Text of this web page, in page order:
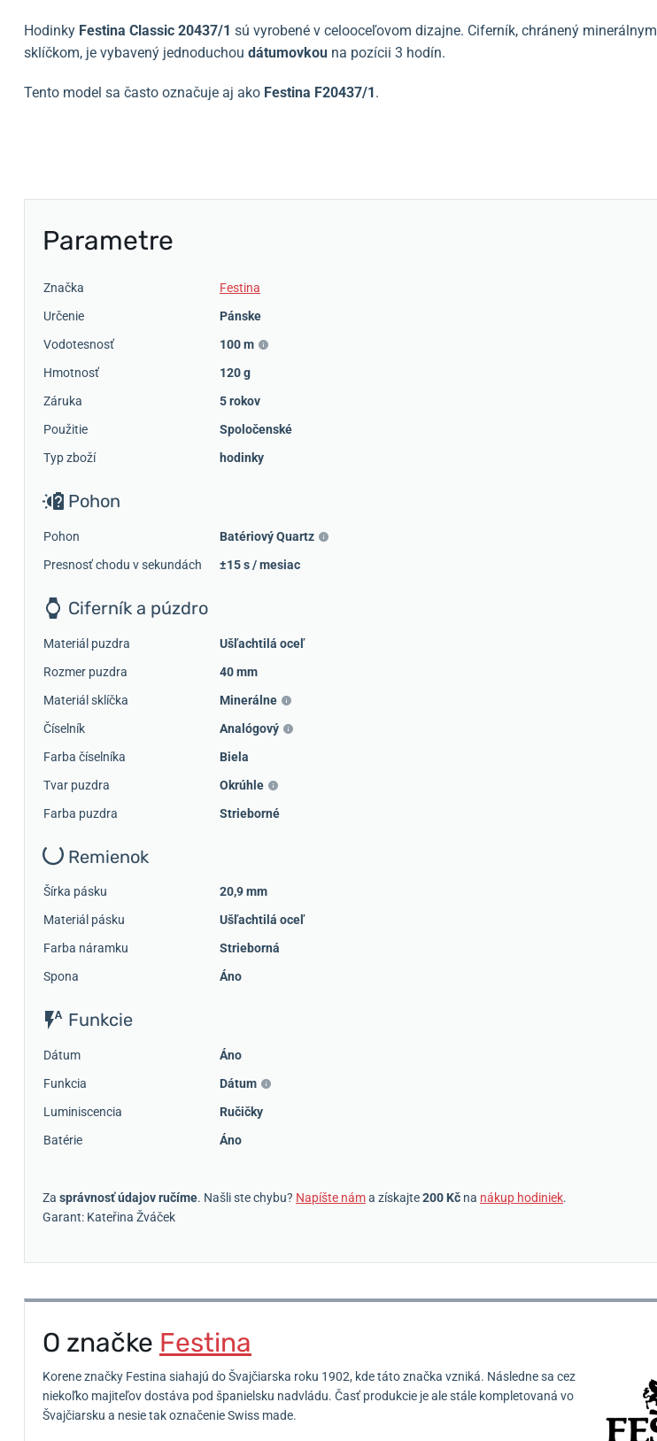
Hodinky Festina Classic 20437/1 sú vyrobené v celooceľovom dizajne. Ciferník, chránený minerálnym
sklíčkom, je vybavený jednoduchou dátumovkou na pozícii 3 hodín.
Tento model sa často označuje aj ako Festina F20437/1.
Parametre
Značka
Festina
Určenie
Pánske
Vodotesnosť
100 m
Hmotnosť
120 g
Záruka
5 rokov
Použitie
Spoločenské
Typ zboží
hodinky
Pohon
Pohon
Batériový Quartz
Presnosť chodu v sekundách
±15 s / mesiac
Ciferník a púzdro
Materiál puzdra
Ušľachtilá oceľ
Rozmer puzdra
40 mm
Materiál sklíčka
Minerálne
Číselník
Analógový
Farba číselníka
Biela
Tvar puzdra
Okrúhle
Farba puzdra
Strieborné
Remienok
Šírka pásku
20,9 mm
Materiál pásku
Ušľachtilá oceľ
Farba náramku
Strieborná
Spona
Áno
Funkcie
Dátum
Áno
Funkcia
Dátum
Luminiscencia
Ručičky
Batérie
Áno
Za správnosť údajov ručíme. Našli ste chybu? Napíšte náma získajte200 Kč na nákup hodiniek.
Garant: Kateřina Žváček
O značke Festina
Korene značky Festina siahajú do Švajčiarska roku 1902, kde táto značka vzniká. Následne sa cez
niekoľko majiteľov dostáva pod španielsku nadvládu. Časť produkcie je ale stále kompletovaná vo
Švajčiarsku a nesie tak označenie Swiss made.